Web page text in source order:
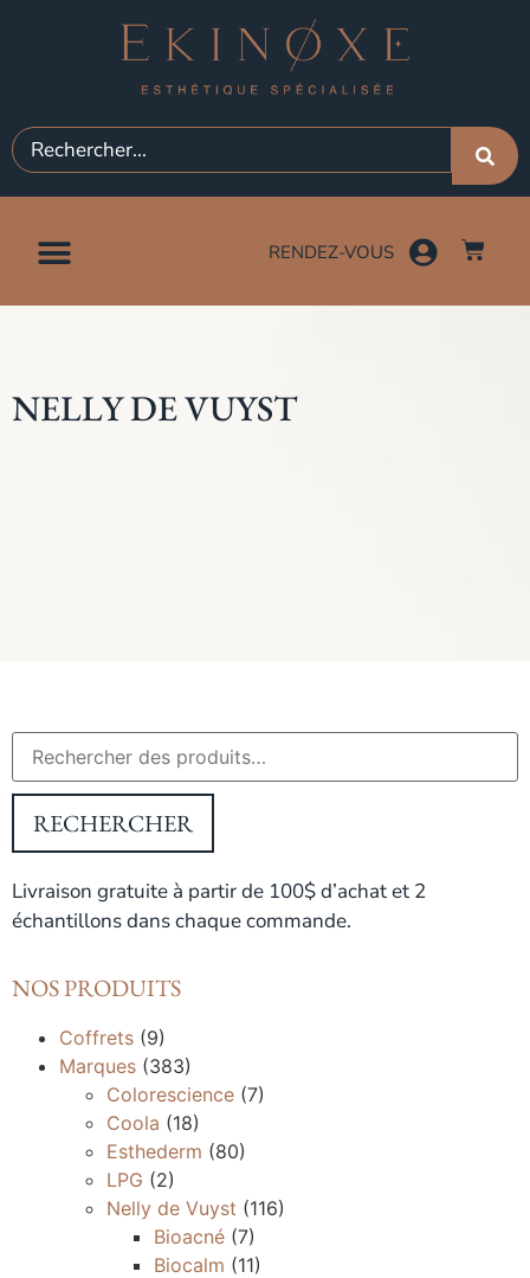
RENDEZ-VOUS
NELLY DE VUYST
RECHERCHER
Livraison gratuite à partir de 100$ d’achat et 2
échantillons dans chaque commande.
NOS PRODUITS
Coffrets (9)
Marques (383)
Colorescience (7)
Coola (18)
Esthederm (80)
LPG (2)
Nelly de Vuyst (116)
Bioacné (7)
Biocalm (11)